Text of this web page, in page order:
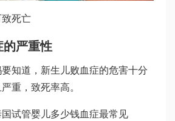
死亡
的严重性
知道，新生儿败血症的危害十分
重，致死率高。
国试管婴儿多少钱血症最常见